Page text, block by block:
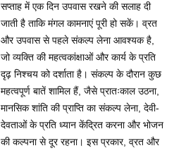
सप्ताह में एक दिन उपवास रखने की सलाह दी
जाती है ताकि मंगल कामनाएं पूरी हो सकें। व्रत
और उपवास से पहले संकल्प लेना आवश्यक है,
जो व्यक्ति की महत्वकांक्षाओं और कार्य के प्रति
दृढ़ निश्चय को दर्शाता है। संकल्प के दौरान कुछ
महत्वपूर्ण बातें शामिल हैं, जैसे प्रातःकाल उठना,
मानसिक शांति की प्राप्ति का संकल्प लेना, देवी-
देवताओं के प्रति ध्यान केंद्रित करना और भोजन
की कल्पना से दूर रहना। इस प्रकार, व्रत और